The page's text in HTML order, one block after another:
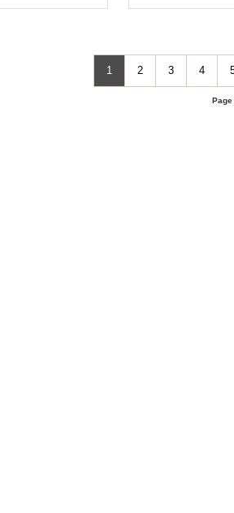
1 2 3 4
Page